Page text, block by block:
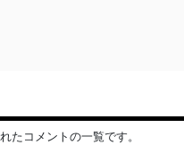
たコメントの一覧です。